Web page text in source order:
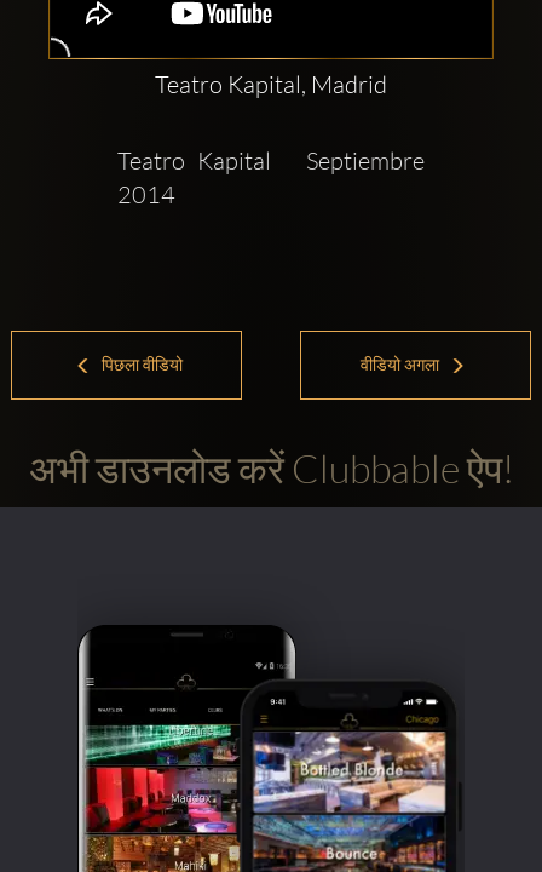
Teatro Kapital, Madrid
Teatro Kapital   Septiembre
2014
पिछला वीडियो वीडियो अगला
अभी डाउनलोड करें Clubbable ऐप!